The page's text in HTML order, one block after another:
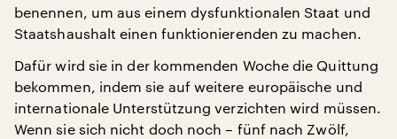
benennen, um aus einem dysfunktionalen Staat und
Staatshaushalt einen funktionierenden zu machen.
Dafür wird sie in der kommenden Woche die Quittung
bekommen, indem sie auf weitere europäische und
internationale Unterstützung verzichten wird müssen.
Wenn sie sich nicht doch noch – fünf nach Zwölf,